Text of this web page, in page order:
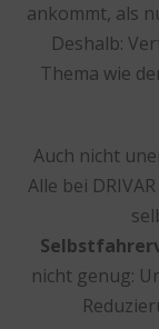
ankommt, als
Deshalb:
Thema wie
Auch nicht
Alle bei
nicht genug: